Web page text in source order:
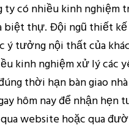
ty có nhiều kinh nghiệm
biệt thự. Đội ngũ thiết
ý tưởng nội thất của
kinh nghiệm xử lý các
thời hạn bàn giao
hôm nay để nhận
website hoặc qua